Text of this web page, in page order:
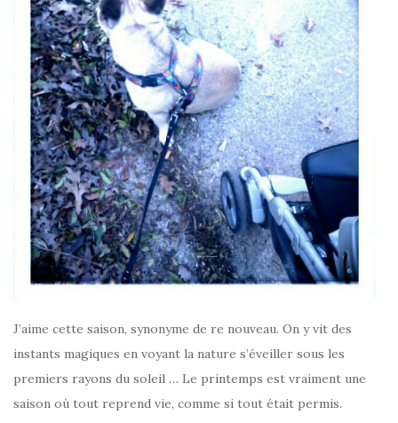
J’aime cette saison, synonyme de re nouveau. On y vit des
instants magiques en voyant la nature s’éveiller sous les
premiers rayons du soleil … Le printemps est vraiment une
saison où tout reprend vie, comme si tout était permis.